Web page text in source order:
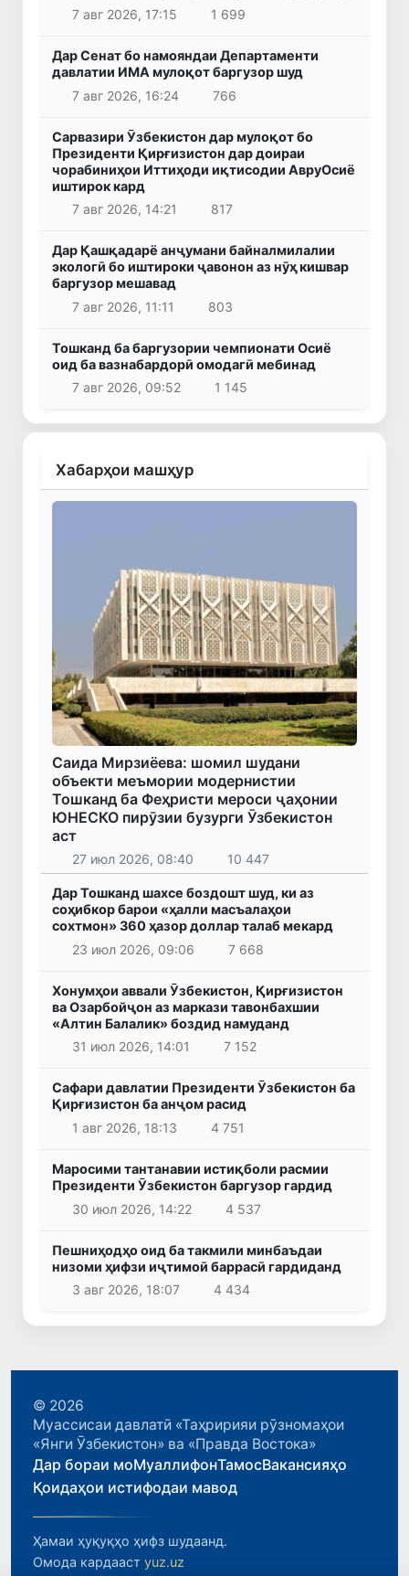
7 авг 2026, 17:15
1 699
Дар Сенат бо намояндаи Департаменти
давлатии ИМА мулоқот баргузор шуд
7 авг 2026, 16:24
766
Сарвазири Ӯзбекистон дар мулоқот бо
Президенти Қирғизистон дар доираи
чорабиниҳои Иттиҳоди иқтисодии АвруОсиё
иштирок кард
7 авг 2026, 14:21
817
Дар Қашқадарё анҷумани байналмилалии
экологӣ бо иштироки ҷавонон аз нӯҳ кишвар
баргузор мешавад
7 авг 2026, 11:11
803
Тошканд ба баргузории чемпионати Осиё
оид ба вазнабардорӣ омодагӣ мебинад
7 авг 2026, 09:52
1 145
Хабарҳои машҳур
Саида Мирзиёева: шомил шудани
объекти меъмории модернистии
Тошканд ба Феҳристи мероси ҷаҳонии
ЮНЕСКО пирӯзии бузурги Ӯзбекистон
аст
27 июл 2026, 08:40 10 447
Дар Тошканд шахсе боздошт шуд, ки аз
соҳибкор барои «ҳалли масъалаҳои
сохтмон» 360 ҳазор доллар талаб мекард
23 июл 2026, 09:06
7 668
Хонумҳои аввали Ӯзбекистон, Қирғизистон
ва Озарбойҷон аз маркази тавонбахшии
«Алтин Балалик» боздид намуданд
31 июл 2026, 14:01
7 152
Сафари давлатии Президенти Ӯзбекистон ба
Қирғизистон ба анҷом расид
1 авг 2026, 18:13
4 751
Маросими тантанавии истиқболи расмии
Президенти Ӯзбекистон баргузор гардид
30 июл 2026, 14:22
4 537
Пешниҳодҳо оид ба такмили минбаъдаи
низоми ҳифзи иҷтимоӣ баррасӣ гардиданд
3 авг 2026, 18:07
4 434
© 2026
Муассисаи давлатӣ «Таҳририяи рӯзномаҳои
«Янги Ӯзбекистон» ва «Правда Востока»
Дар бораи моМуаллифонТамосВакансияҳо
Қоидаҳои истифодаи мавод
Ҳамаи ҳуқуқҳо ҳифз шудаанд.
Омода кардааст yuz.uz